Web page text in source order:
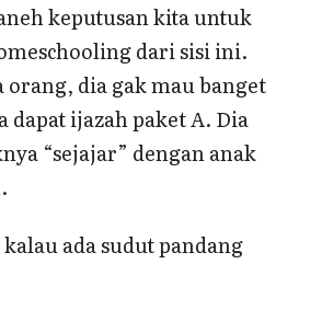
keputusan kita untuk
dari sisi ini.
orang, dia gak mau banget
dapat ijazah paket A. Dia
“sejajar” dengan anak
kalau ada sudut pandang